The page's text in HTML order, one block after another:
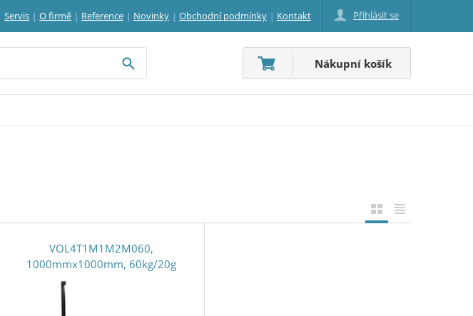
Servis O firmě Reference Novinky Obchodní podmínky Kontakt Přihlásit se
Nákupní košík
VOL4T1M1M2M060,
1000mmx1000mm, 60kg/20g